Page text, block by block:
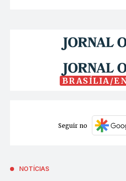
BRASÍLIA/
Seguir no
NOTÍCIAS